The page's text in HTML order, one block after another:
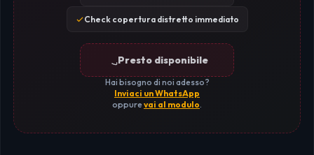
Check copertura distretto immediato
Presto disponibile
Hai bisogno di noi adesso?
Inviaci un WhatsApp
oppurevai al modulo.